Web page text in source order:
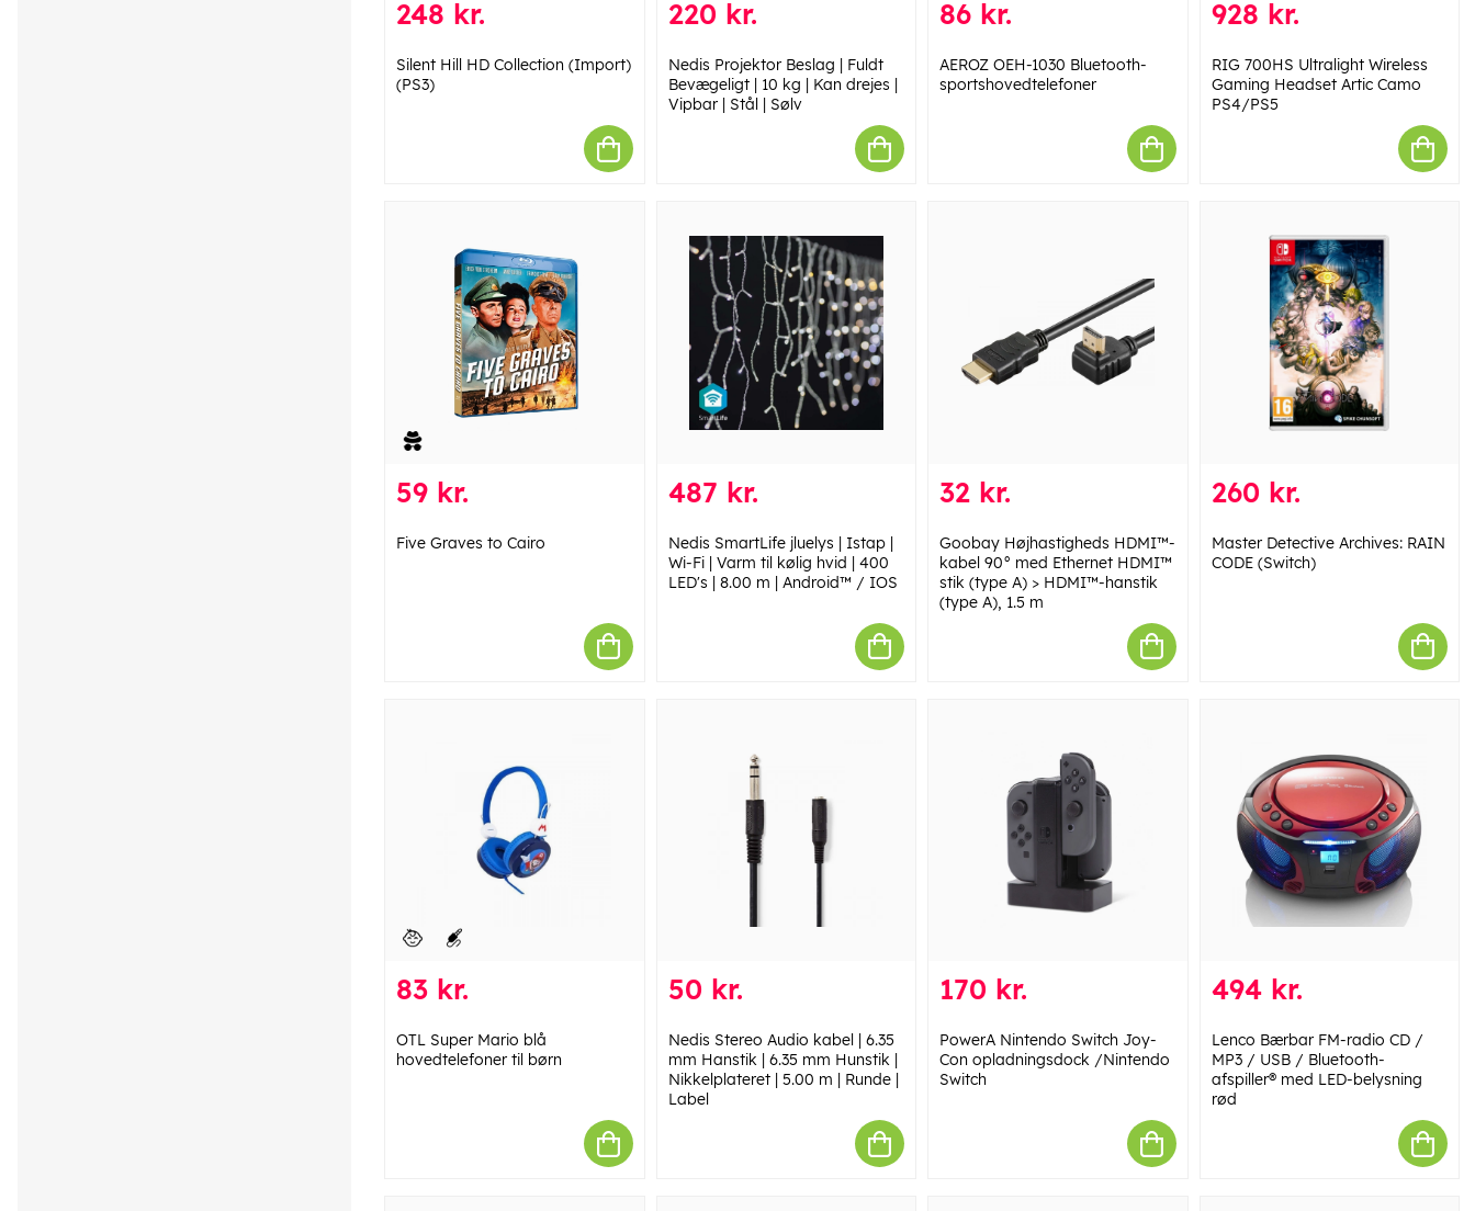
248 kr.
Silent Hill HD Collection (Import)
(PS3)
220 kr.
Nedis Projektor Beslag | Fuldt
Bevægeligt | 10 kg | Kan drejes |
Vipbar | Stål | Sølv
86 kr.
AEROZ OEH-1030 Bluetooth-
sportshovedtelefoner
928 kr.
RIG 700HS Ultralight Wireless
Gaming Headset Artic Camo
PS4/PS5
59 kr.
Five Graves to Cairo
487 kr.
Nedis SmartLife jluelys | Istap |
Wi-Fi | Varm til kølig hvid | 400
LED's | 8.00 m | Android™ / IOS
32 kr.
Goobay Højhastigheds HDMI™-
kabel 90° med Ethernet HDMI™
stik (type A) > HDMI™-hanstik
(type A), 1.5 m
260 kr.
Master Detective Archives: RAIN
CODE (Switch)
83 kr.
OTL Super Mario blå
hovedtelefoner til børn
50 kr.
Nedis Stereo Audio kabel | 6.35
mm Hanstik | 6.35 mm Hunstik |
Nikkelplateret | 5.00 m | Runde |
Label
170 kr.
PowerA Nintendo Switch Joy-
Con opladningsdock /Nintendo
Switch
494 kr.
Lenco Bærbar FM-radio CD /
MP3 / USB / Bluetooth-
afspiller® med LED-belysning
rød